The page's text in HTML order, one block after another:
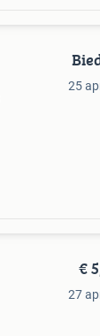
25
€
27